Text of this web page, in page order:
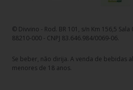
© Divvino - Rod. BR 101, s/n Km 156,5 Sala
88210-000 - CNPJ 83.646.984/0069-06.
Se beber, não dirija. A venda de bebidas
menores de 18 anos.